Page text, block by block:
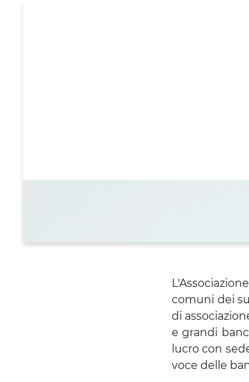
comuni dei
di
e grandi
lucro con
voce delle